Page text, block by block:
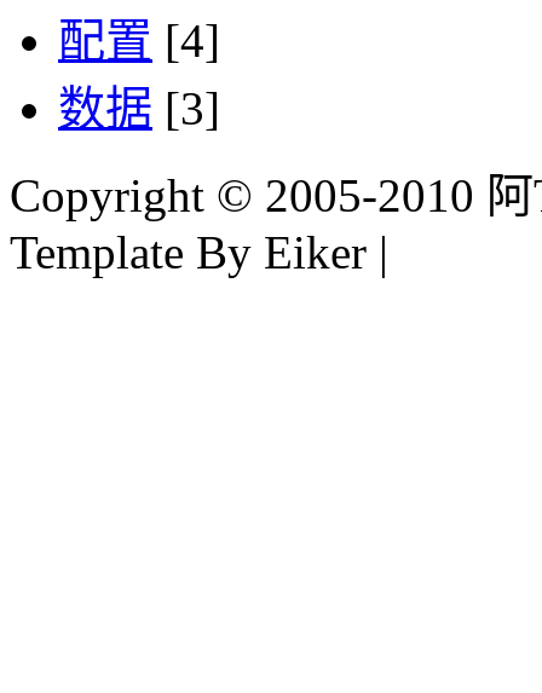
配置 [4]
数据 [3]
Copyright © 2005-2010
Template By Eiker |